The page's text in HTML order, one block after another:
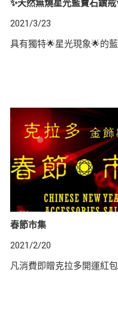
✨天然無燒星光藍寶石鑽戒
2021/3/23
具有獨特🌟星光現象🌟的
春節市集
2021/2/20
凡消費即贈克拉多開運紅